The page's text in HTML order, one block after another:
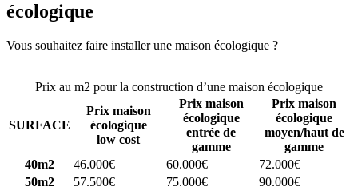
écologique
Vous souhaitez faire installer une maison écologique ?
Prix au m2 pour la construction d’une maison écologique
SURFACE
Prix maison
écologique
low cost
Prix maison
écologique
entrée de
gamme
Prix maison
écologique
moyen/haut de
gamme
40m2
46.000€ 60.000€
72.000€
50m2
57.500€ 75.000€
90.000€